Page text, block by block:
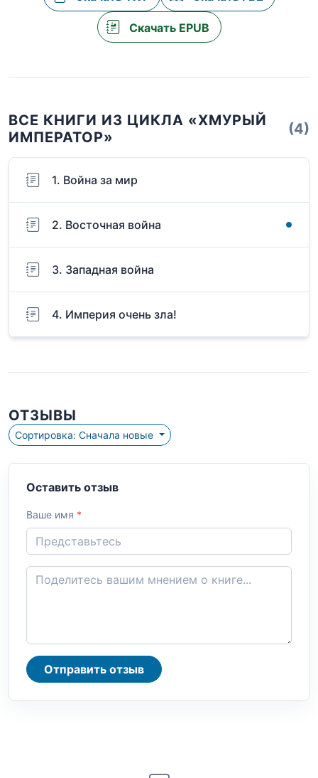
Скачать EPUB
ВСЕ КНИГИ ИЗ ЦИКЛА «ХМУРЫЙ
ИМПЕРАТОР»
(4)
1. Война за мир
2. Восточная война
3. Западная война
4. Империя очень зла!
ОТЗЫВЫ
Сортировка: Сначала новые
Оставить отзыв
Ваше имя *
Отправить отзыв